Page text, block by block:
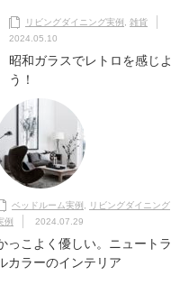
リビングダイニング実例 , 雑貨
2024.05.10
昭和ガラスでレトロを感じよ
う！
ベッドルーム実例 , リビングダイニング
例
2024.07.29
っこよく優しい。ニュートラ
カラーのインテリア